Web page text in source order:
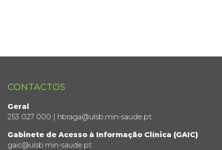
CONTACTOS
Geral
253 027 000 | hbraga@ulsb.min-saude.pt
Gabinete de Acesso à Informação Clínica (GAIC)
gaic@ulsb.min-saude.pt